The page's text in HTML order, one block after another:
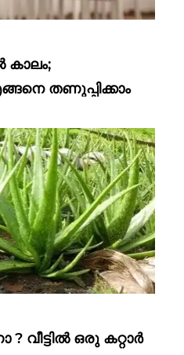
കാലം;
തണുപ്പിക്കാം
വീട്ടിൽ ഒരു കറ്റാർ